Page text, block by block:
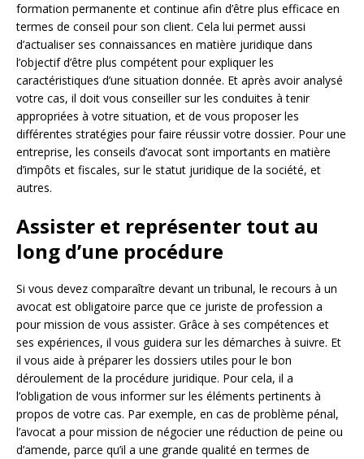
formation permanente et continue afin d’être plus efficace en
termes de conseil pour son client. Cela lui permet aussi
d’actualiser ses connaissances en matière juridique dans
l’objectif d’être plus compétent pour expliquer les
caractéristiques d’une situation donnée. Et après avoir analysé
votre cas, il doit vous conseiller sur les conduites à tenir
appropriées à votre situation, et de vous proposer les
différentes stratégies pour faire réussir votre dossier. Pour une
entreprise, les conseils d’avocat sont importants en matière
d’impôts et fiscales, sur le statut juridique de la société, et
autres.
Assister et représenter tout au
long d’une procédure
Si vous devez comparaître devant un tribunal, le recours à un
avocat est obligatoire parce que ce juriste de profession a
pour mission de vous assister. Grâce à ses compétences et
ses expériences, il vous guidera sur les démarches à suivre. Et
il vous aide à préparer les dossiers utiles pour le bon
déroulement de la procédure juridique. Pour cela, il a
l’obligation de vous informer sur les éléments pertinents à
propos de votre cas. Par exemple, en cas de problème pénal,
l’avocat a pour mission de négocier une réduction de peine ou
d’amende, parce qu’il a une grande qualité en termes de